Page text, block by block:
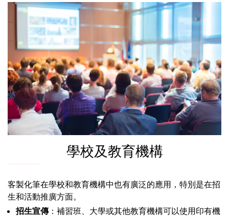
學校及教育機構
客製化筆在學校和教育機構中也有廣泛的應用，特別是在招
生和活動推廣方面。
招生宣傳：補習班、大學或其他教育機構可以使用印有機